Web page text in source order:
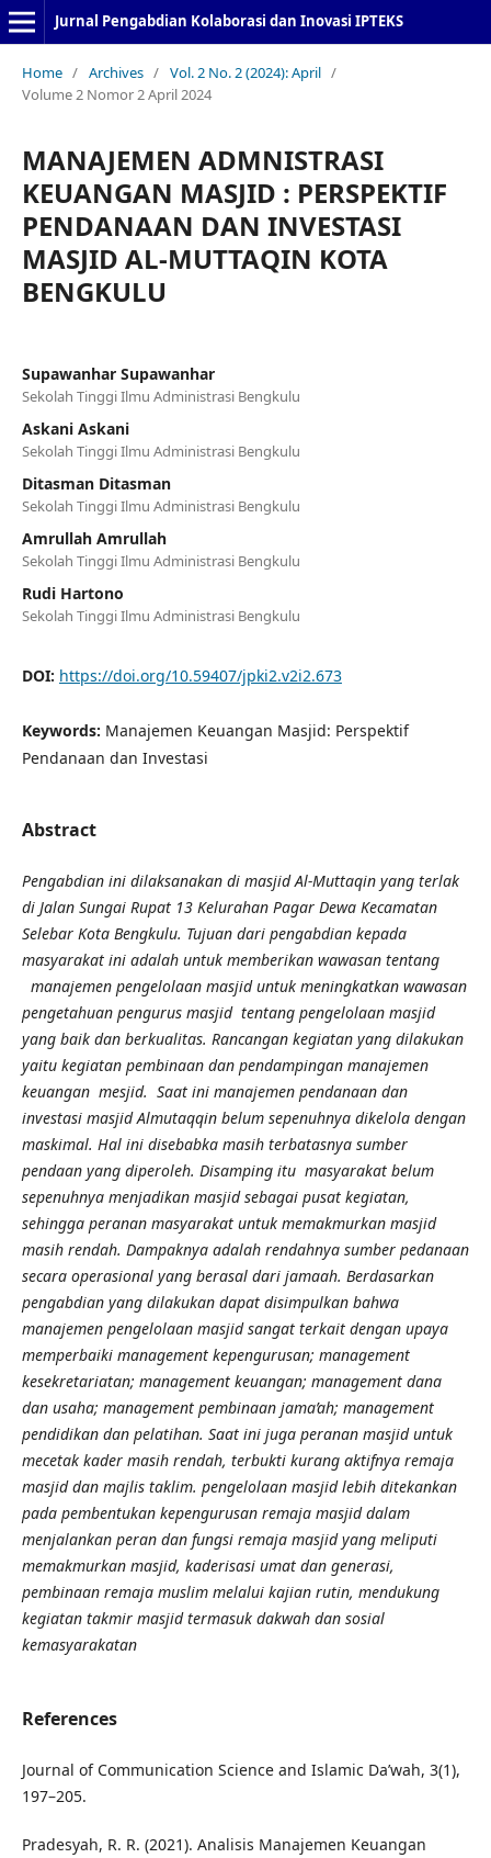
Jurnal Pengabdian Kolaborasi dan Inovasi IPTEKS
Home / Archives / Vol. 2 No. 2 (2024): April /
Volume 2 Nomor 2 April 2024
MANAJEMEN ADMNISTRASI
KEUANGAN MASJID : PERSPEKTIF
PENDANAAN DAN INVESTASI
MASJID AL-MUTTAQIN KOTA
BENGKULU
Supawanhar Supawanhar
Sekolah Tinggi Ilmu Administrasi Bengkulu
Askani Askani
Sekolah Tinggi Ilmu Administrasi Bengkulu
Ditasman Ditasman
Sekolah Tinggi Ilmu Administrasi Bengkulu
Amrullah Amrullah
Sekolah Tinggi Ilmu Administrasi Bengkulu
Rudi Hartono
Sekolah Tinggi Ilmu Administrasi Bengkulu
DOI: https://doi.org/10.59407/jpki2.v2i2.673
Keywords: Manajemen Keuangan Masjid: Perspektif
Pendanaan dan Investasi
Abstract
Pengabdian ini dilaksanakan di masjid Al-Muttaqin yang terlak
di Jalan Sungai Rupat 13 Kelurahan Pagar Dewa Kecamatan
Selebar Kota Bengkulu. Tujuan dari pengabdian kepada
masyarakat ini adalah untuk memberikan wawasan tentang
manajemen pengelolaan masjid untuk meningkatkan wawasan
pengetahuan pengurus masjid tentang pengelolaan masjid
yang baik dan berkualitas. Rancangan kegiatan yang dilakukan
yaitu kegiatan pembinaan dan pendampingan manajemen
keuangan mesjid. Saat ini manajemen pendanaan dan
investasi masjid Almutaqqin belum sepenuhnya dikelola dengan
maskimal. Hal ini disebabka masih terbatasnya sumber
pendaan yang diperoleh. Disamping itu masyarakat belum
sepenuhnya menjadikan masjid sebagai pusat kegiatan,
sehingga peranan masyarakat untuk memakmurkan masjid
masih rendah. Dampaknya adalah rendahnya sumber pedanaan
secara operasional yang berasal dari jamaah. Berdasarkan
pengabdian yang dilakukan dapat disimpulkan bahwa
manajemen pengelolaan masjid sangat terkait dengan upaya
memperbaiki management kepengurusan; management
kesekretariatan; management keuangan; management dana
dan usaha; management pembinaan jama’ah; management
pendidikan dan pelatihan. Saat ini juga peranan masjid untuk
mecetak kader masih rendah, terbukti kurang aktifnya remaja
masjid dan majlis taklim. pengelolaan masjid lebih ditekankan
pada pembentukan kepengurusan remaja masjid dalam
menjalankan peran dan fungsi remaja masjid yang meliputi
memakmurkan masjid, kaderisasi umat dan generasi,
pembinaan remaja muslim melalui kajian rutin, mendukung
kegiatan takmir masjid termasuk dakwah dan sosial
kemasyarakatan
References
Journal of Communication Science and Islamic Da’wah, 3(1),
197–205.
Pradesyah, R. R. (2021). Analisis Manajemen Keuangan